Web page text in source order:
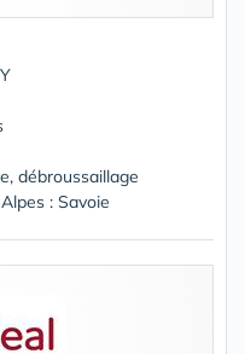
débroussaillage
: Savoie